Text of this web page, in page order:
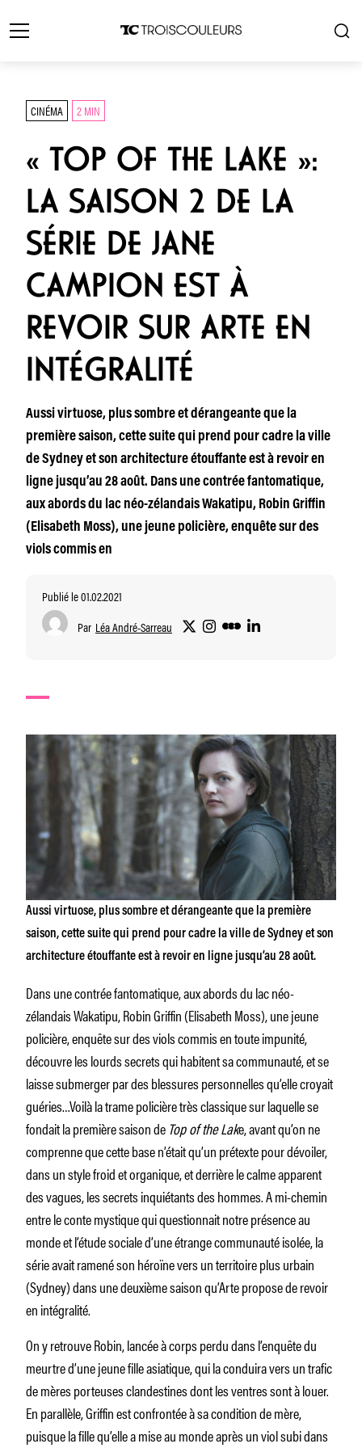
CINÉMA 2 MIN
« TOP OF THE LAKE »:
LA SAISON 2 DE LA
SÉRIE DE JANE
CAMPION EST À
REVOIR SUR ARTE EN
INTÉGRALITÉ
Aussi virtuose, plus sombre et dérangeante que la
première saison, cette suite qui prend pour cadre la ville
de Sydney et son architecture étouffante est à revoir en
ligne jusqu’au 28 août. Dans une contrée fantomatique,
aux abords du lac néo-zélandais Wakatipu, Robin Griffin
(Elisabeth Moss), une jeune policière, enquête sur des
viols commis en
Publié le 01.02.2021
Par Léa André-Sarreau
Aussi virtuose, plus sombre et dérangeante que la première
saison, cette suite qui prend pour cadre la ville de Sydney et son
architecture étouffante est à revoir en ligne jusqu’au 28 août.
Dans une contrée fantomatique, aux abords du lac néo-
zélandais Wakatipu, Robin Griffin (Elisabeth Moss), une jeune
policière, enquête sur des viols commis en toute impunité,
découvre les lourds secrets qui habitent sa communauté, et se
laisse submerger par des blessures personnelles qu’elle croyait
guéries…Voilà la trame policière très classique sur laquelle se
fondait la première saison de Top of the Lake, avant qu’on ne
comprenne que cette base n’était qu’un prétexte pour dévoiler,
dans un style froid et organique, et derrière le calme apparent
des vagues, les secrets inquiétants des hommes. A mi-chemin
entre le conte mystique qui questionnait notre présence au
monde et l’étude sociale d’une étrange communauté isolée, la
série avait ramené son héroïne vers un territoire plus urbain
(Sydney) dans une deuxième saison qu’Arte propose de revoir
en intégralité.
On y retrouve Robin, lancée à corps perdu dans l’enquête du
meurtre d’une jeune fille asiatique, qui la conduira vers un trafic
de mères porteuses clandestines dont les ventres sont à louer.
En parallèle, Griffin est confrontée à sa condition de mère,
puisque la fille qu’elle a mise au monde après un viol subi dans